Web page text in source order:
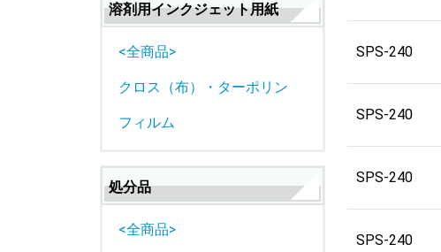
溶剤用インクジェット用紙
<全商品>
クロス（布）・ターポリン
フィルム
処分品
<全商品>
SPS-240
SPS-240
SPS-240
SPS-240